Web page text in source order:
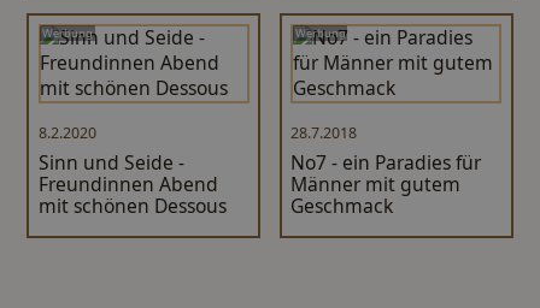
Werbung
8.2.2020
Sinn und Seide -
Freundinnen Abend
mit schönen Dessous
Werbung
28.7.2018
No7 - ein Paradies für
Männer mit gutem
Geschmack